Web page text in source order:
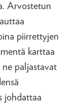
Arvostetun
piirrettyjen
karttaa
paljastavat
johdattaa